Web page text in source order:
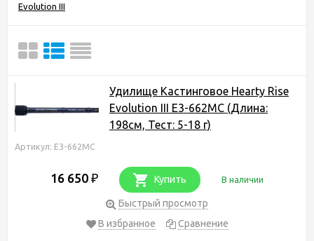
Evolution III
Удилище Кастинговое Hearty Rise
Evolution III E3-662MC (Длина:
198см, Тест: 5-18 г)
Артикул: E3-662MC
16 650 ₽ Купить В наличии
Быстрый просмотр
В избранное
Сравнение